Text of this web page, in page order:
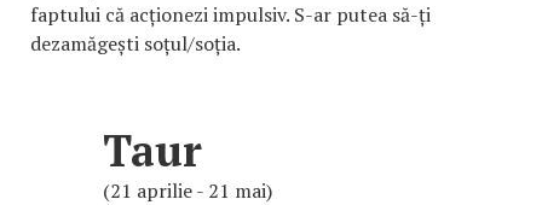
faptului că acționezi impulsiv. S-ar putea să-ți
dezamăgești soțul/soția.
Taur
(21 aprilie - 21 mai)